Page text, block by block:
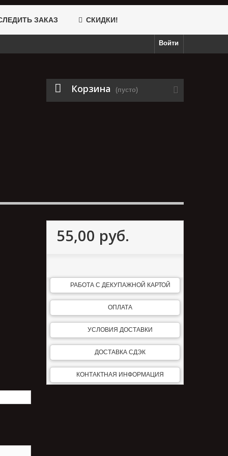
ЗАКАЗ СКИДКИ!
Войти
Корзина (пусто)
55,00 руб.
РАБОТА С ДЕКУПАЖНОЙ КАРТОЙ
ОПЛАТА
УСЛОВИЯ ДОСТАВКИ
ДОСТАВКА СДЭК
КОНТАКТНАЯ ИНФОРМАЦИЯ